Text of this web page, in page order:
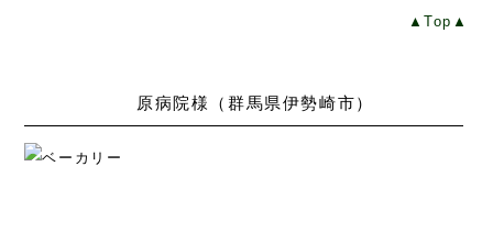
▲Top▲
原病院様（群馬県伊勢崎市）